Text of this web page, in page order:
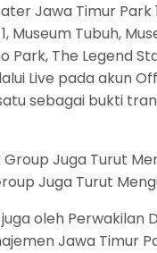
Jawa Timur Park
Museum Tubuh,
The Legend
Live pada akun
sebagai bukti
Juga Turut
oleh
Jawa Timur